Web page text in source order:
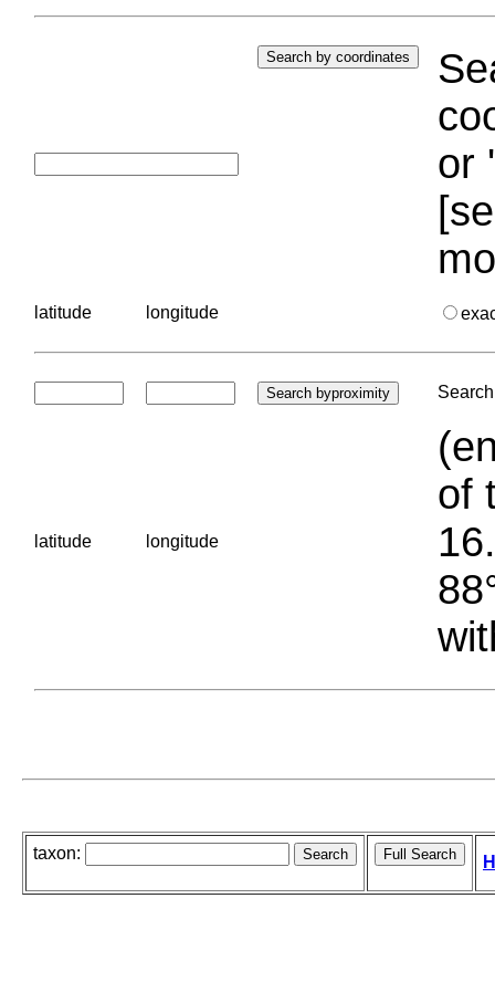
or
latitude longitude
latitude longitude
of
taxon: